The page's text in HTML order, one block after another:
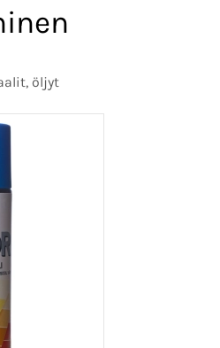
öljyt